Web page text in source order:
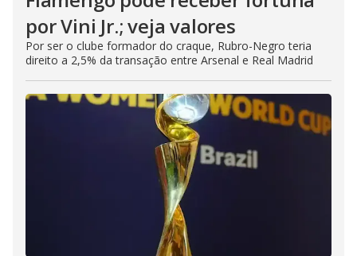
por Vini Jr.; veja valores
Por ser o clube formador do craque, Rubro-Negro teria
direito a 2,5% da transação entre Arsenal e Real Madrid